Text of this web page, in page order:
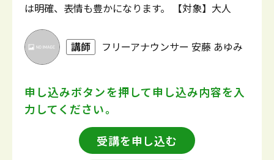
は明確、表情も豊かになります。 【対象】大人
講師 フリーアナウンサー 安藤 あゆみ
申し込みボタンを押して申し込み内容を入
力してください。
受講を申し込む